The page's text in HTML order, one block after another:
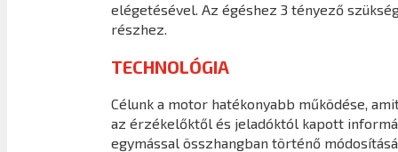
elégetésével. Az égéshez 3 tényező
részhez.
TECHNOLÓGIA
Célunk a motor hatékonyabb működése,
az érzékelőktől és jeladóktól kapott
egymással összhangban történő